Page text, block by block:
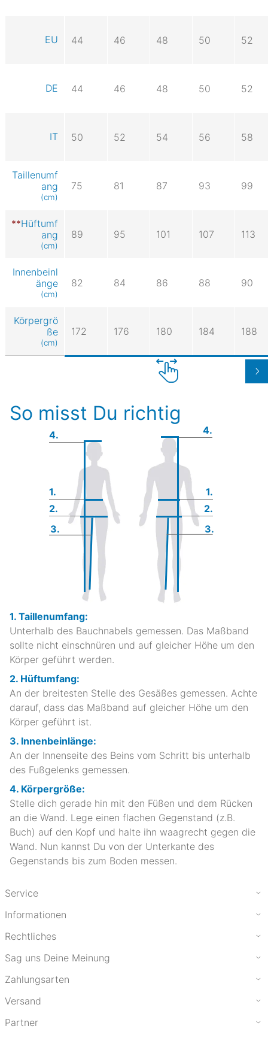
EU 44 46 48 50 52
DE 44 46 48 50 52
IT 50 52 54 56 58
Taillenumf
ang
(cm)
75 81 87 93 99
Hüftumf
ang
(cm)
89 95 101 107 113
Innenbeinl
änge
(cm)
82 84 86 88 90
Körpergrö
ße
(cm)
172 176 180 184 188
So misst Du richtig
1.
1.
2.
2.
3.
3.
4. 4.
1. Taillenumfang:
Unterhalb des Bauchnabels gemessen. Das Maßband
sollte nicht einschnüren und auf gleicher Höhe um den
Körper geführt werden.
2. Hüftumfang:
An der breitesten Stelle des Gesäßes gemessen. Achte
darauf, dass das Maßband auf gleicher Höhe um den
Körper geführt ist.
3. Innenbeinlänge:
An der Innenseite des Beins vom Schritt bis unterhalb
des Fußgelenks gemessen.
4. Körpergröße:
Stelle dich gerade hin mit den Füßen und dem Rücken
an die Wand. Lege einen flachen Gegenstand (z.B.
Buch) auf den Kopf und halte ihn waagrecht gegen die
Wand. Nun kannst Du von der Unterkante des
Gegenstands bis zum Boden messen.
Service
Informationen
Rechtliches
Sag uns Deine Meinung
Zahlungsarten
Versand
Partner